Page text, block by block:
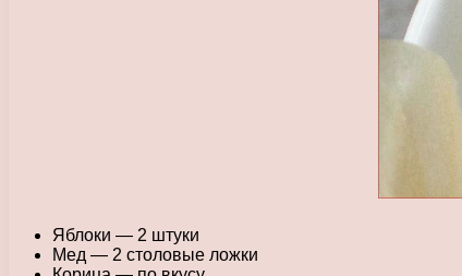
Яблоки — 2 штуки
Мед — 2 столовые ложки